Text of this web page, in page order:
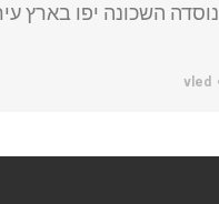
השכונה יפו בארץ
vled